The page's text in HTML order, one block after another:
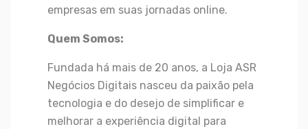
empresas em suas jornadas online.
Quem Somos:
Fundada há mais de 20 anos, a Loja ASR
Negócios Digitais nasceu da paixão pela
tecnologia e do desejo de simplificar e
melhorar a experiência digital para